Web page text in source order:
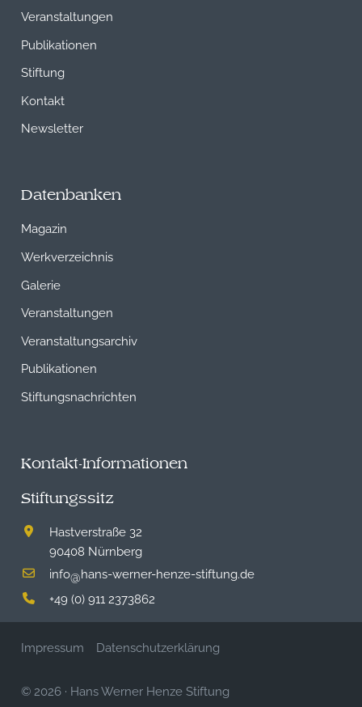
Veranstaltungen
Publikationen
Stiftung
Kontakt
Newsletter
Datenbanken
Magazin
Werkverzeichnis
Galerie
Veranstaltungen
Veranstaltungsarchiv
Publikationen
Stiftungsnachrichten
Kontakt-Informationen
Stiftungssitz
Hastverstraße 32
90408 Nürnberg
info@hans-werner-henze-stiftung.de
+49 (0) 911 2373862
Impressum Datenschutzerklärung
© 2026 · Hans Werner Henze Stiftung